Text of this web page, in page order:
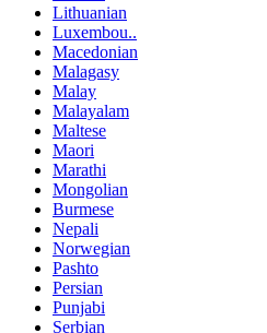
Lithuanian
Luxembou..
Macedonian
Malagasy
Malay
Malayalam
Maltese
Maori
Marathi
Mongolian
Burmese
Nepali
Norwegian
Pashto
Persian
Punjabi
Serbian